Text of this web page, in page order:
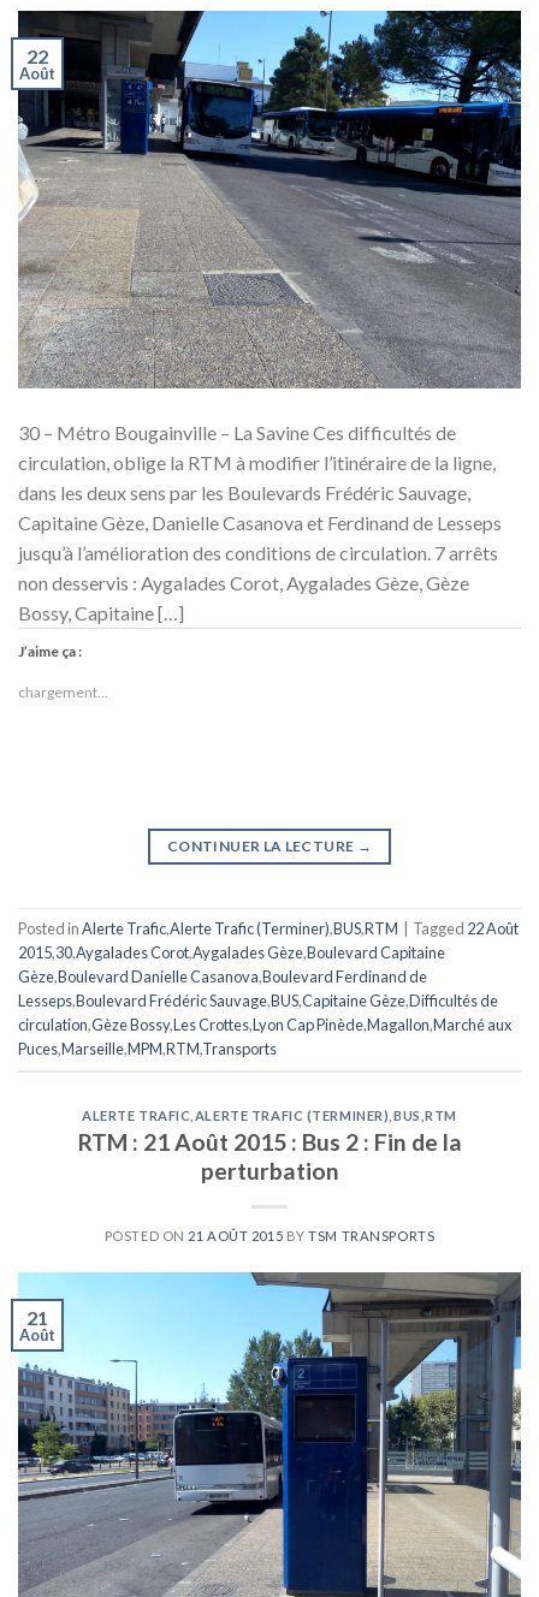
22
Août
30 – Métro Bougainville – La Savine Ces difficultés de
circulation, oblige la RTM à modifier l’itinéraire de la ligne,
dans les deux sens par les Boulevards Frédéric Sauvage,
Capitaine Gèze, Danielle Casanova et Ferdinand de Lesseps
jusqu’à l’amélioration des conditions de circulation. 7 arrêts
non desservis : Aygalades Corot, Aygalades Gèze, Gèze
Bossy, Capitaine […]
J’aime ça :
chargement…
CONTINUER LA LECTURE →
Posted inAlerte Trafic,Alerte Trafic (Terminer),BUS,RTM Tagged 22 Août
2015,30,Aygalades Corot,Aygalades Gèze,Boulevard Capitaine
Gèze,Boulevard Danielle Casanova,Boulevard Ferdinand de
Lesseps,Boulevard Frédéric Sauvage,BUS,Capitaine Gèze,Difficultés de
circulation,Gèze Bossy,Les Crottes,Lyon Cap Pinède,Magallon,Marché aux
Puces,Marseille,MPM,RTM,Transports
ALERTE TRAFIC ALERTE TRAFIC (TERMINER) BUS ,RTM
RTM : 21 Août 2015 : Bus 2 : Fin de la
perturbation
POSTED ON 21 AOÛT 2015 BYTSM TRANSPORTS
21
Août